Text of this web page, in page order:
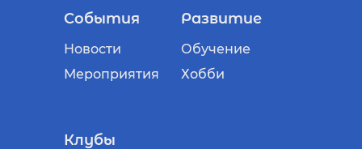
События
Новости
Мероприятия
Развитие
Обучение
Хобби
Клубы